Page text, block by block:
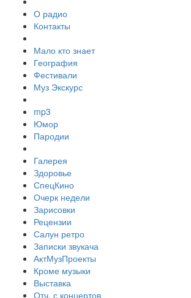
О радио
Контакты
Мало кто знает
География
Фестивали
Муз Экскурс
mp3
Юмор
Пародии
Галерея
Здоровье
СпецКино
Очерк недели
Зарисовки
Рецензии
Салун ретро
Записки звукача
АктМузПроекты
Кроме музыки
Выставка
Отч. с концертов